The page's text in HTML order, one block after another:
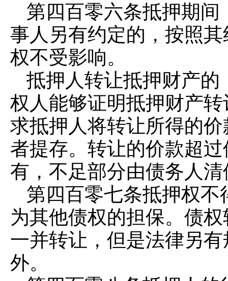
第四百零六条抵押期间
事人另有约定的，按照
权不受影响。
抵押人转让抵押财产
权人能够证明抵押财产
求抵押人将转让所得的
者提存。转让的价款超
有，不足部分由债务人清
第四百零七条抵押权不
为其他债权的担保。债
一并转让，但是法律另
外。